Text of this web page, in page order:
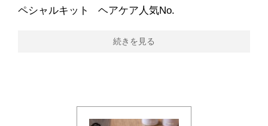
ペシャルキット ヘアケア人気No.
続きを見る